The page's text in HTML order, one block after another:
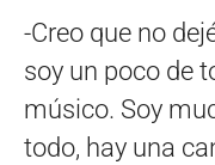
-Creo que no
soy un poco de
músico. Soy
todo, hay una